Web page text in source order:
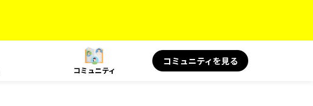
コミュニティ
コミュニティを見る